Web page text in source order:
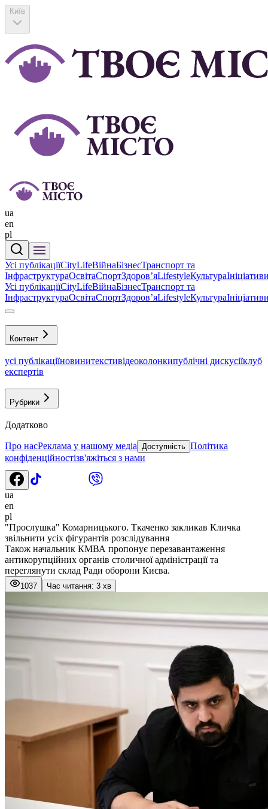
Київ
ua
en
pl
Усі публікаціїCityLifeВійнаБізнесТранспорт та
ІнфраструктураОсвітаСпортЗдоровʼяLifestyleКультура
Усі публікаціїCityLifeВійнаБізнесТранспорт та
ІнфраструктураОсвітаСпортЗдоровʼяLifestyleКультура
Контент
усі публікаціїновинитекстивідеоколонкипублічні дискусіїклуб
експертів
Рубрики
Додатково
Про насРеклама у нашому медіа Доступність Політика
конфіденційностізв'яжіться з нами
ua
en
pl
"Прослушка" Комарницького. Ткаченко закликав Кличка
звільнити усіх фігурантів розслідування
Також начальник КМВА пропонує перезавантаження
антикорупційних органів столичної адміністрації та
переглянути склад Ради оборони Києва.
1037 Час читання: 3 хв